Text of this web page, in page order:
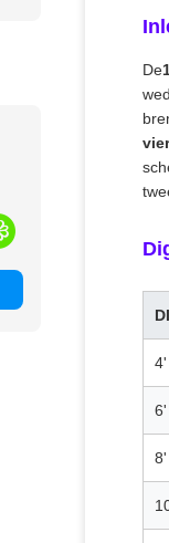
De
4'
6'
8'